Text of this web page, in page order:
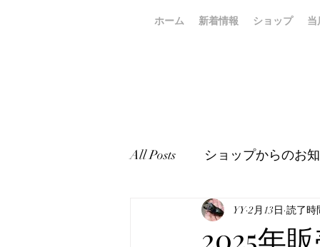
ホーム 新着情報 ショップ 当
All Posts ショップからのお
表記について マニュア
2025年
YY 2月13日 読了時